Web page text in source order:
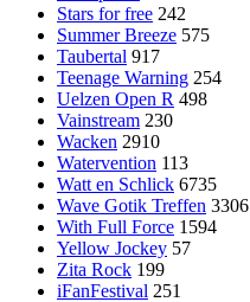
Stars for free 242
Summer Breeze 575
Taubertal 917
Teenage Warning 254
Uelzen Open R 498
Vainstream 230
Wacken 2910
Watervention 113
Watt en Schlick 6735
Wave Gotik Treffen 3306
With Full Force 1594
Yellow Jockey 57
Zita Rock 199
iFanFestival 251